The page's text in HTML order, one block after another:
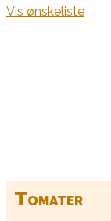
Vis ønskeliste
Tomater